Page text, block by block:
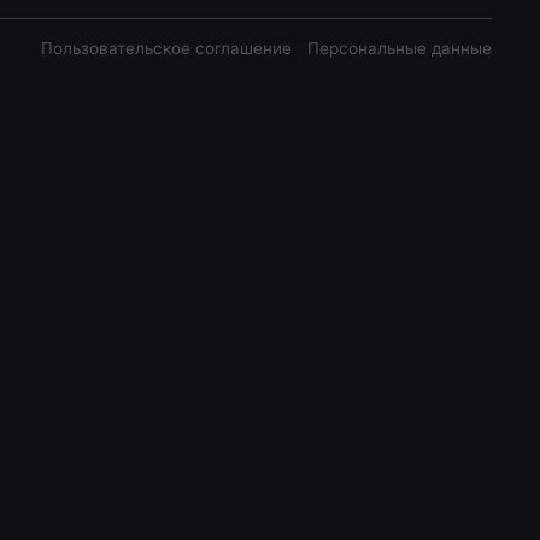
Пользовательское соглашение Персональные данные